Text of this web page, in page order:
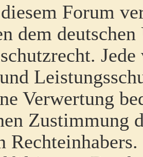
Forum
dem
Verwertung
Zustimmung